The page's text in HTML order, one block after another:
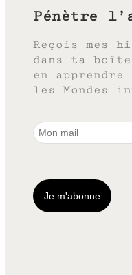
Pénètre
Reçois mes
dans ta
en
les Mondes